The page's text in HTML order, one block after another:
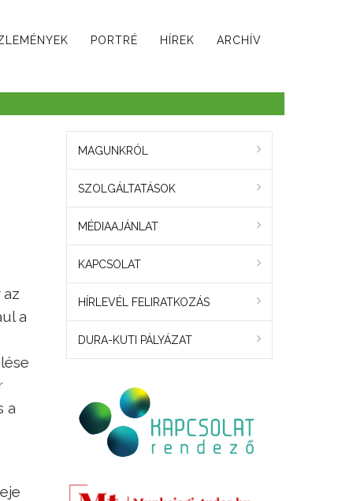
PORTRÉ HÍREK ARCHÍV
a
a
MAGUNKRÓL
SZOLGÁLTATÁSOK
MÉDIAAJÁNLAT
KAPCSOLAT
HÍRLEVÉL FELIRATKOZÁS
DURA-KUTI PÁLYÁZAT